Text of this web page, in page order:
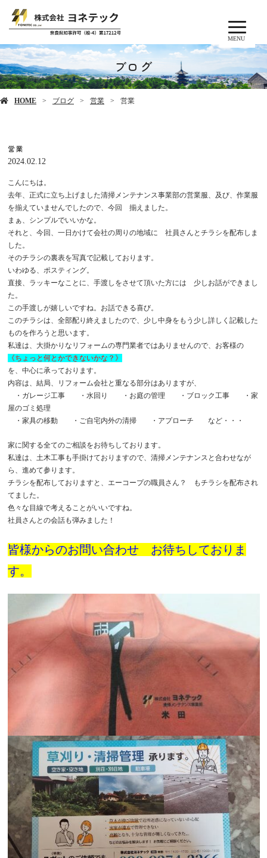
MENU
ブログ
HOME ブログ 営業 営業
営業
2024.02.12
こんにちは。
去年、正式に立ち上げました清掃メンテナンス事業部の営業服、及び、作業服
を揃えていませんでしたので、今回 揃えました。
まぁ、シンプルでいいかな。
それと、今回、一日かけて会社の周りの地域に 社員さんとチラシを配布しま
した。
そのチラシの裏表を写真で記載しております。
いわゆる、ポスティング。
直接、ラッキーなことに、手渡しをさせて頂いた方には 少しお話ができまし
た。
この手渡しが嬉しいですね。お話できる喜び。
このチラシは、全部配り終えましたので、少し中身をもう少し詳しく記載した
ものを作ろうと思います。
私達は、大掛かりなリフォームの専門業者ではありませんので、お客様の
《ちょっと何とかできないかな？》
を、中心に承っております。
内容は、結局、リフォーム会社と重なる部分はありますが、
・ガレージ工事 ・水回り ・お庭の管理 ・ブロック工事 ・家
屋のゴミ処理
・家具の移動 ・ご自宅内外の清掃 ・アプローチ など・・・
家に関する全てのご相談をお待ちしております。
私達は、土木工事も手掛けておりますので、清掃メンテナンスと合わせなが
ら、進めて参ります。
チラシを配布しておりますと、エーコープの職員さん？ もチラシを配布され
てました。
色々な目線で考えることがいいですね。
社員さんとの会話も弾みました！
皆様からのお問い合わせ お待ちしておりま
す。